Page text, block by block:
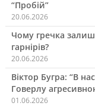
“Пробій”
20.06.2026
Чому гречка
гарнірів?
20.06.2026
Віктор Бугра: “В
Говерлу
01.06.2026